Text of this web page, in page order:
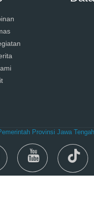
Provinsi Jawa Tengah